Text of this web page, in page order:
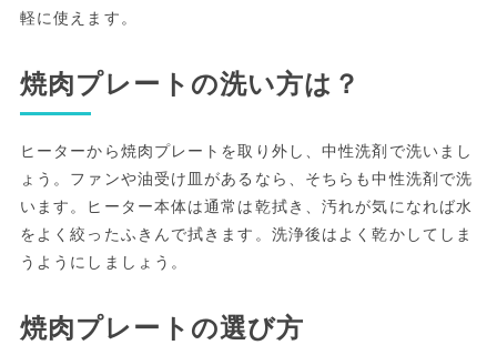
軽に使えます。
焼肉プレートの洗い方は？
ヒーターから焼肉プレートを取り外し、中性洗剤で洗いまし
ょう。ファンや油受け皿があるなら、そちらも中性洗剤で洗
います。ヒーター本体は通常は乾拭き、汚れが気になれば水
をよく絞ったふきんで拭きます。洗浄後はよく乾かしてしま
うようにしましょう。
焼肉プレートの選び方